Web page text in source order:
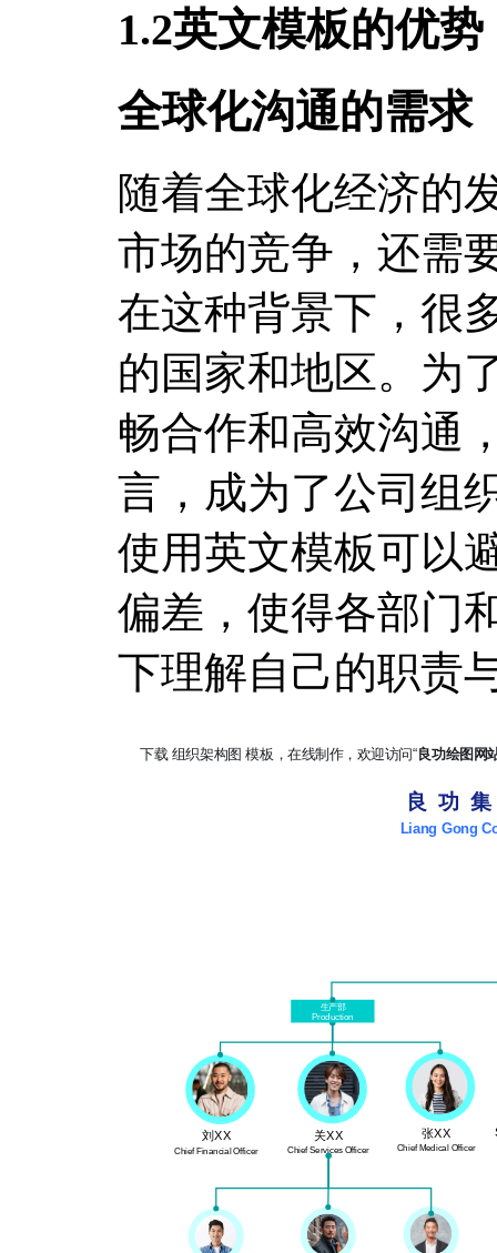
1.2英文模板的优势
全球化沟通的需求
随着全球化经济的
市场的竞争，还需
在这种背景下，很
的国家和地区。为
畅合作和高效沟通
言，成为了公司组
使用英文模板可以
偏差，使得各部门
下理解自己的职责